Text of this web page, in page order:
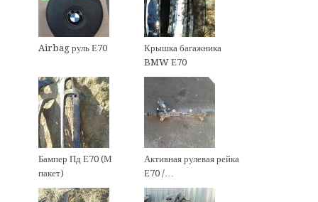
Airbag руль Е70
Крышка багажника
BMW Е70
Бампер Пд Е70 (М
пакет)
Активная рулевая рейка
Е70 /…